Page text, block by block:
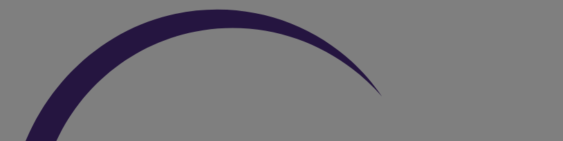
Over de inhoud van de pagina